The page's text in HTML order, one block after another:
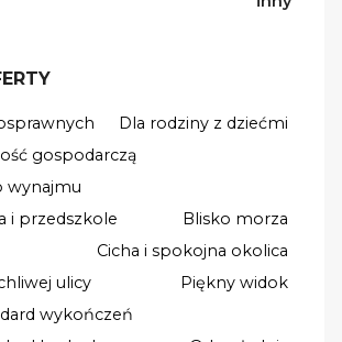
Dla rodziny z dziećmi
gospodarczą
wynajmu
i przedszkole
Blisko morza
Cicha i spokojna okolica
ulicy
Piękny widok
wykończeń